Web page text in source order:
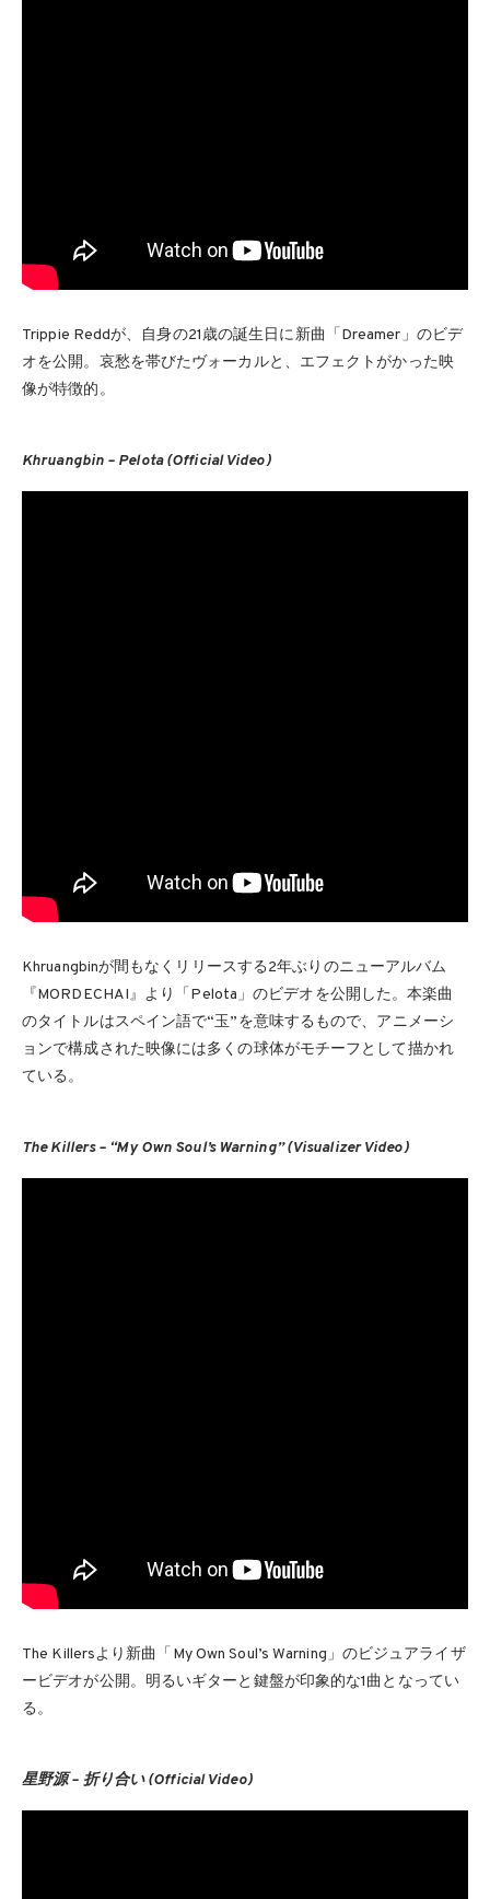
Trippie Reddが、自身の21歳の誕生日に新曲「Dreamer」のビデ
オを公開。哀愁を帯びたヴォーカルと、エフェクトがかった映
像が特徴的。
Khruangbin – Pelota (Official Video)
Khruangbinが間もなくリリースする2年ぶりのニューアルバム
『MORDECHAI』より「Pelota」のビデオを公開した。本楽曲
のタイトルはスペイン語で“玉”を意味するもので、アニメーシ
ョンで構成された映像には多くの球体がモチーフとして描かれ
ている。
The Killers – “My Own Soul’s Warning” (Visualizer Video)
The Killersより新曲「My Own Soul’s Warning」のビジュアライザ
ービデオが公開。明るいギターと鍵盤が印象的な1曲となってい
る。
星野源 – 折り合い (Official Video)